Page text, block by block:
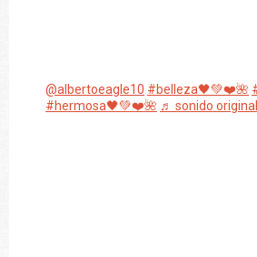
@albertoeagle10 #belleza🖤💚❤️🌺
#hermosa🖤💚❤️🌺 ♬ sonido